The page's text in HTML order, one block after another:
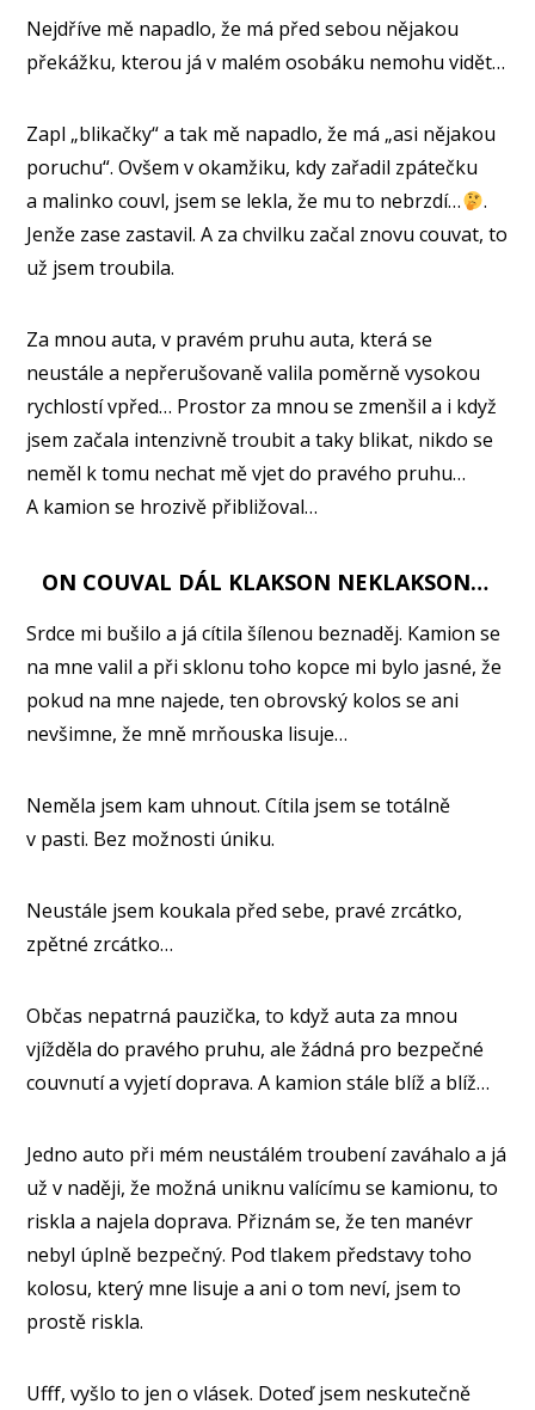
Nejdříve mě napadlo, že má před sebou nějakou
překážku, kterou já v malém osobáku nemohu vidět…
Zapl „blikačky“ a tak mě napadlo, že má „asi nějakou
poruchu“. Ovšem v okamžiku, kdy zařadil zpátečku
a malinko couvl, jsem se lekla, že mu to nebrzdí…
.
Jenže zase zastavil. A za chvilku začal znovu couvat, to
už jsem troubila.
Za mnou auta, v pravém pruhu auta, která se
neustále a nepřerušovaně valila poměrně vysokou
rychlostí vpřed… Prostor za mnou se zmenšil a i když
jsem začala intenzivně troubit a taky blikat, nikdo se
neměl k tomu nechat mě vjet do pravého pruhu…
A kamion se hrozivě přibližoval…
ON COUVAL DÁL KLAKSON NEKLAKSON…
Srdce mi bušilo a já cítila šílenou beznaděj. Kamion se
na mne valil a při sklonu toho kopce mi bylo jasné, že
pokud na mne najede, ten obrovský kolos se ani
nevšimne, že mně mrňouska lisuje…
Neměla jsem kam uhnout. Cítila jsem se totálně
v pasti. Bez možnosti úniku.
Neustále jsem koukala před sebe, pravé zrcátko,
zpětné zrcátko…
Občas nepatrná pauzička, to když auta za mnou
vjížděla do pravého pruhu, ale žádná pro bezpečné
couvnutí a vyjetí doprava. A kamion stále blíž a blíž…
Jedno auto při mém neustálém troubení zaváhalo a já
už v naději, že možná uniknu valícímu se kamionu, to
riskla a najela doprava. Přiznám se, že ten manévr
nebyl úplně bezpečný. Pod tlakem představy toho
kolosu, který mne lisuje a ani o tom neví, jsem to
prostě riskla.
Ufff, vyšlo to jen o vlásek. Doteď jsem neskutečně